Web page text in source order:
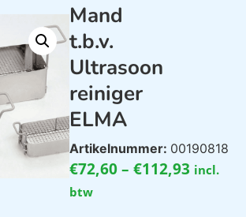
Mand
t.b.v.
Ultrasoon
reiniger
ELMA
Artikelnummer: 00190818
€72,60– €112,93 incl.
btw